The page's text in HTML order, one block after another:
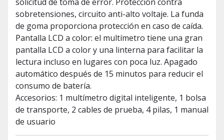
sobretensiones, circuito anti-alto voltaje. La funda
de goma proporciona protección en caso de caída.
Pantalla LCD a color: el multímetro tiene una gran
pantalla LCD a color y una linterna para facilitar la
lectura incluso en lugares con poca luz. Apagado
automático después de 15 minutos para reducir el
consumo de batería.
Accesorios: 1 multímetro digital inteligente, 1 bolsa
de transporte, 2 cables de prueba, 4 pilas, 1 manual
de usuario